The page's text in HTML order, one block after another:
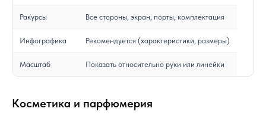
Ракурсы Все стороны, экран, порты, комплектация
Инфографика Рекомендуется (характеристики, размеры)
Масштаб Показать относительно руки или линейки
Косметика и парфюмерия